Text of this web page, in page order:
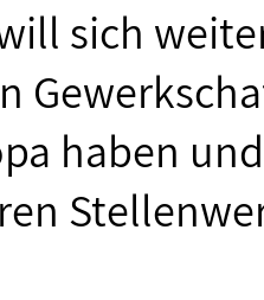
sich
haben